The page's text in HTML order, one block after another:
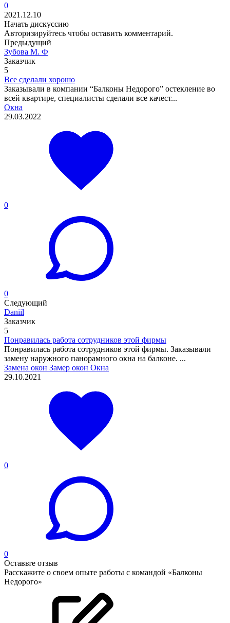
0
2021.12.10
Начать дискуссию
Авторизируйтесь чтобы оставить комментарий.
Предыдущий
Зубова М. Ф
Заказчик
5
Все сделали хорошо
Заказывали в компании “Балконы Недорого” остекление во
всей квартире, специалисты сделали все качест...
Окна
29.03.2022
0
0
Следующий
Daniil
Заказчик
5
Понравилась работа сотрудников этой фирмы
Понравилась работа сотрудников этой фирмы. Заказывали
замену наружного панорамного окна на балконе. ...
Замена окон Замер окон Окна
29.10.2021
0
0
Оставьте отзыв
Расскажите о своем опыте работы с командой «Балконы
Недорого»